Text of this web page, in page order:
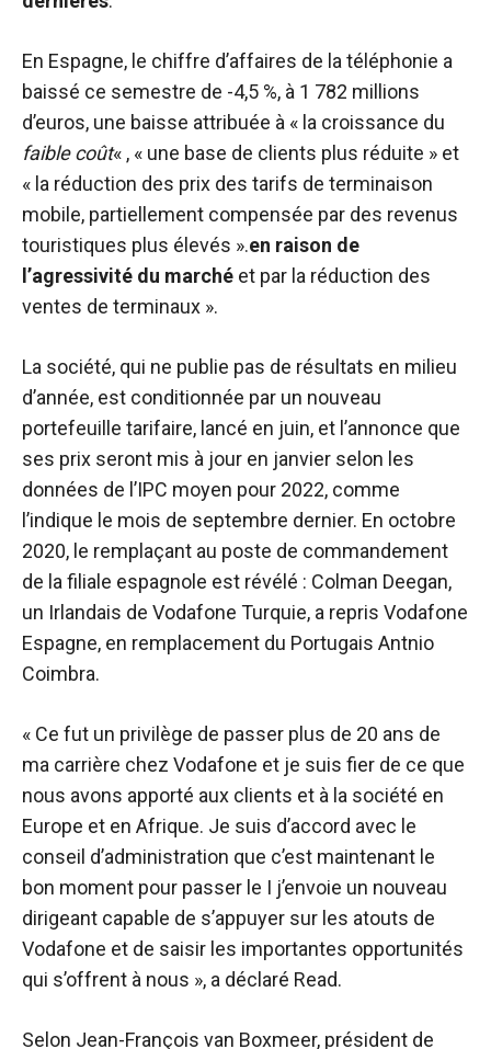
En Espagne, le chiffre d’affaires de la téléphonie a
baissé ce semestre de -4,5 %, à 1 782 millions
d’euros, une baisse attribuée à « la croissance du
faible coût« , « une base de clients plus réduite » et
« la réduction des prix des tarifs de terminaison
mobile, partiellement compensée par des revenus
touristiques plus élevés ».en raison de
l’agressivité du marché et par la réduction des
ventes de terminaux ».
La société, qui ne publie pas de résultats en milieu
d’année, est conditionnée par un nouveau
portefeuille tarifaire, lancé en juin, et l’annonce que
ses prix seront mis à jour en janvier selon les
données de l’IPC moyen pour 2022, comme
l’indique le mois de septembre dernier. En octobre
2020, le remplaçant au poste de commandement
de la filiale espagnole est révélé : Colman Deegan,
un Irlandais de Vodafone Turquie, a repris Vodafone
Espagne, en remplacement du Portugais Antnio
Coimbra.
« Ce fut un privilège de passer plus de 20 ans de
ma carrière chez Vodafone et je suis fier de ce que
nous avons apporté aux clients et à la société en
Europe et en Afrique. Je suis d’accord avec le
conseil d’administration que c’est maintenant le
bon moment pour passer le I j’envoie un nouveau
dirigeant capable de s’appuyer sur les atouts de
Vodafone et de saisir les importantes opportunités
qui s’offrent à nous », a déclaré Read.
Selon Jean-François van Boxmeer, président de